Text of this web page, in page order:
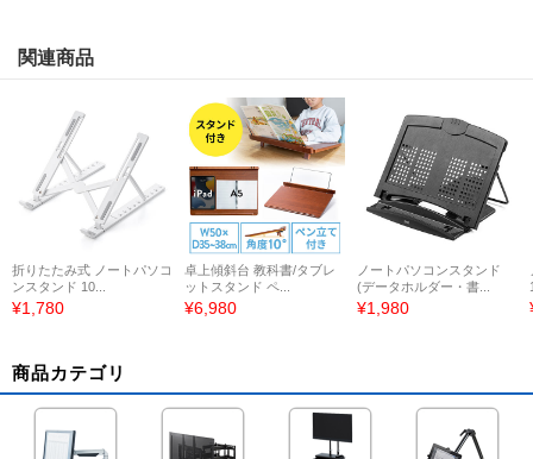
関連商品
折りたたみ式 ノートパソコ
ンスタンド 10...
¥1,780
卓上傾斜台 教科書/タブレ
ットスタンド ペ...
¥6,980
ノートパソコンスタンド
(データホルダー・書...
¥1,980
商品カテゴリ